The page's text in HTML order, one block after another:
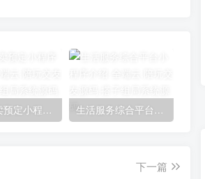
点餐外卖预定小程序介绍！ 生活服务综合平台小程序介绍
下一篇